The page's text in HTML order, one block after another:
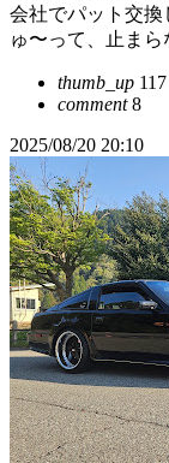
会社でパット交換
ゅ〜って、止ま
thumb_up 117
comment8
2025/08/20 20:10